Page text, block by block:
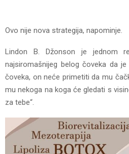
Ovo nije nova strategija, napominje.
Lindon B. Džonson je jednom
najsiromašnijeg belog čoveka da
čoveka, on neće primetiti da mu
mu nekoga na koga će gledati s
za tebe“.